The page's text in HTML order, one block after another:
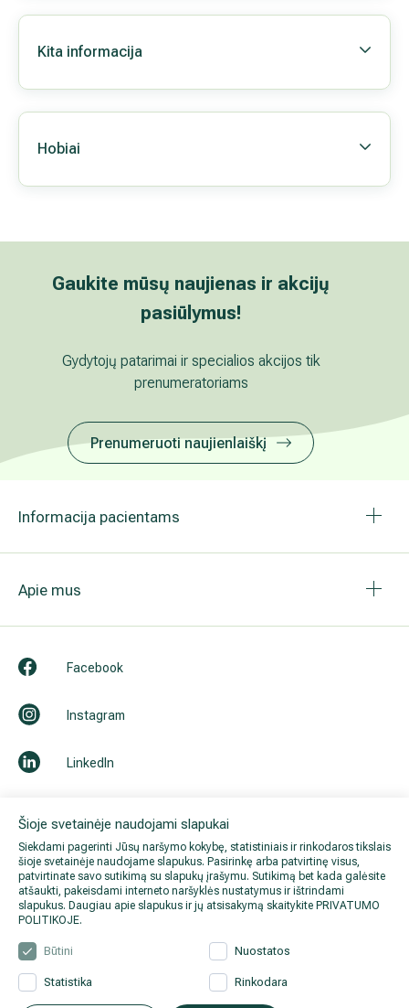
Šioje svetainėje naudojami slapukai
Siekdami pagerinti Jūsų naršymo kokybę, statistiniais ir rinkodaros tikslais
šioje svetainėje naudojame slapukus. Pasirinkę arba patvirtinę visus,
patvirtinate savo sutikimą su slapukų įrašymu. Sutikimą bet kada galėsite
atšaukti, pakeisdami interneto naršyklės nustatymus ir ištrindami
slapukus. Daugiau apie slapukus ir jų atsisakymą skaitykite PRIVATUMO
POLITIKOJE.
Būtini Nuostatos
Statistika Rinkodara
Publikacijos mokslo leidiniuose, pranešimai
Narystė profesinėse, visuomeninėse organizacijose
Kita informacija
Gaukite mūsų naujienas ir akcijų pasiūlymus!
Prenumeruoti naujienlaiškį
Informacija pacientams
Apie mus
Facebook
Instagram